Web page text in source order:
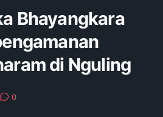
Bhayangkara
di Nguling
0